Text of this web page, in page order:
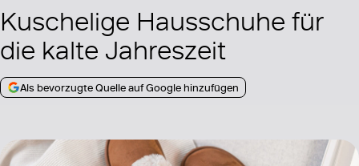
Kuschelige Hausschuhe für
die kalte Jahreszeit
Als bevorzugte Quelle auf Google hinzufügen